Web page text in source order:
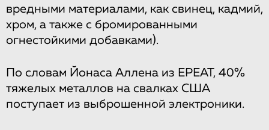
вредными материалами, как свинец, кадмий,
хром, а также с бромированными
огнестойкими добавками).
По словам Йонаса Аллена из EPEAT, 40%
тяжелых металлов на свалках США
поступает из выброшенной электроники.